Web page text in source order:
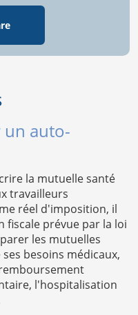
auto-
la mutuelle santé
travailleurs
réel d'imposition, il
fiscale prévue par la loi
les mutuelles
besoins médicaux,
l'hospitalisation